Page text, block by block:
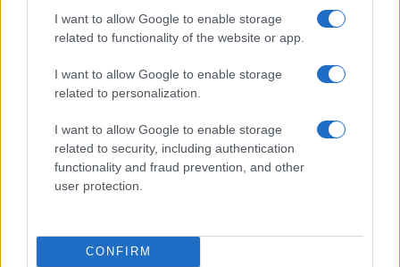
I want to allow Google to enable storage
related to functionality of the website or app.
I want to allow Google to enable storage
related to personalization.
I want to allow Google to enable storage
related to security, including authentication
functionality and fraud prevention, and other
user protection.
CONFIRM
Lenovo Legion 27Q-2C: il monitor gaming curvo con
Yamal in vacanza a Medellín: il divertimento con la
Windows 11 e gaming: perché Microsoft ha rimosso i
consigli su 32 GB di RAM
Monitor Philips 34M2C3500L: offerta imperdibile per
5
ROG Strix e ROG Swift: le nuove frontiere del gaming
competitivo